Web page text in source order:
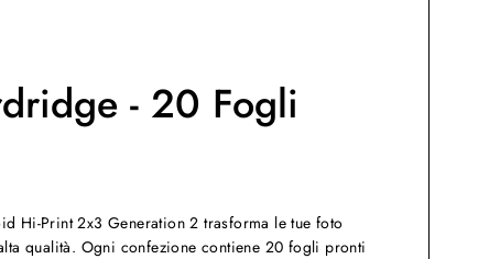
- 20 Fogli
Hi-Print 2x3 Generation 2 trasforma le tue foto
qualità. Ogni confezione contiene 20 fogli pronti